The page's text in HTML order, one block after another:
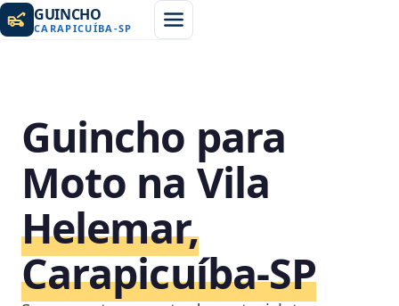
GUINCHO
CARAPICUÍBA -SP
Guincho para
Moto na Vila
Helemar,
Carapicuíba‑SP